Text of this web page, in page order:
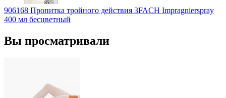
906168 Пропитка тройного действия 3FACH Impragnierspray
400 мл бесцветный
Вы просматривали